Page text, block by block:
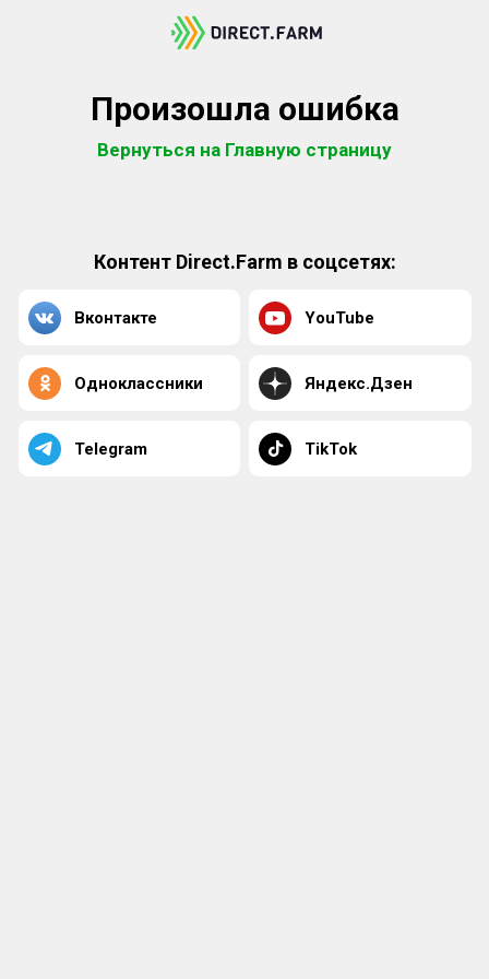
Произошла ошибка
Вернуться на Главную страницу
Контент Direct.Farm в соцсетях:
Вконтакте YouTube
Одноклассники Яндекс.Дзен
Telegram TikTok